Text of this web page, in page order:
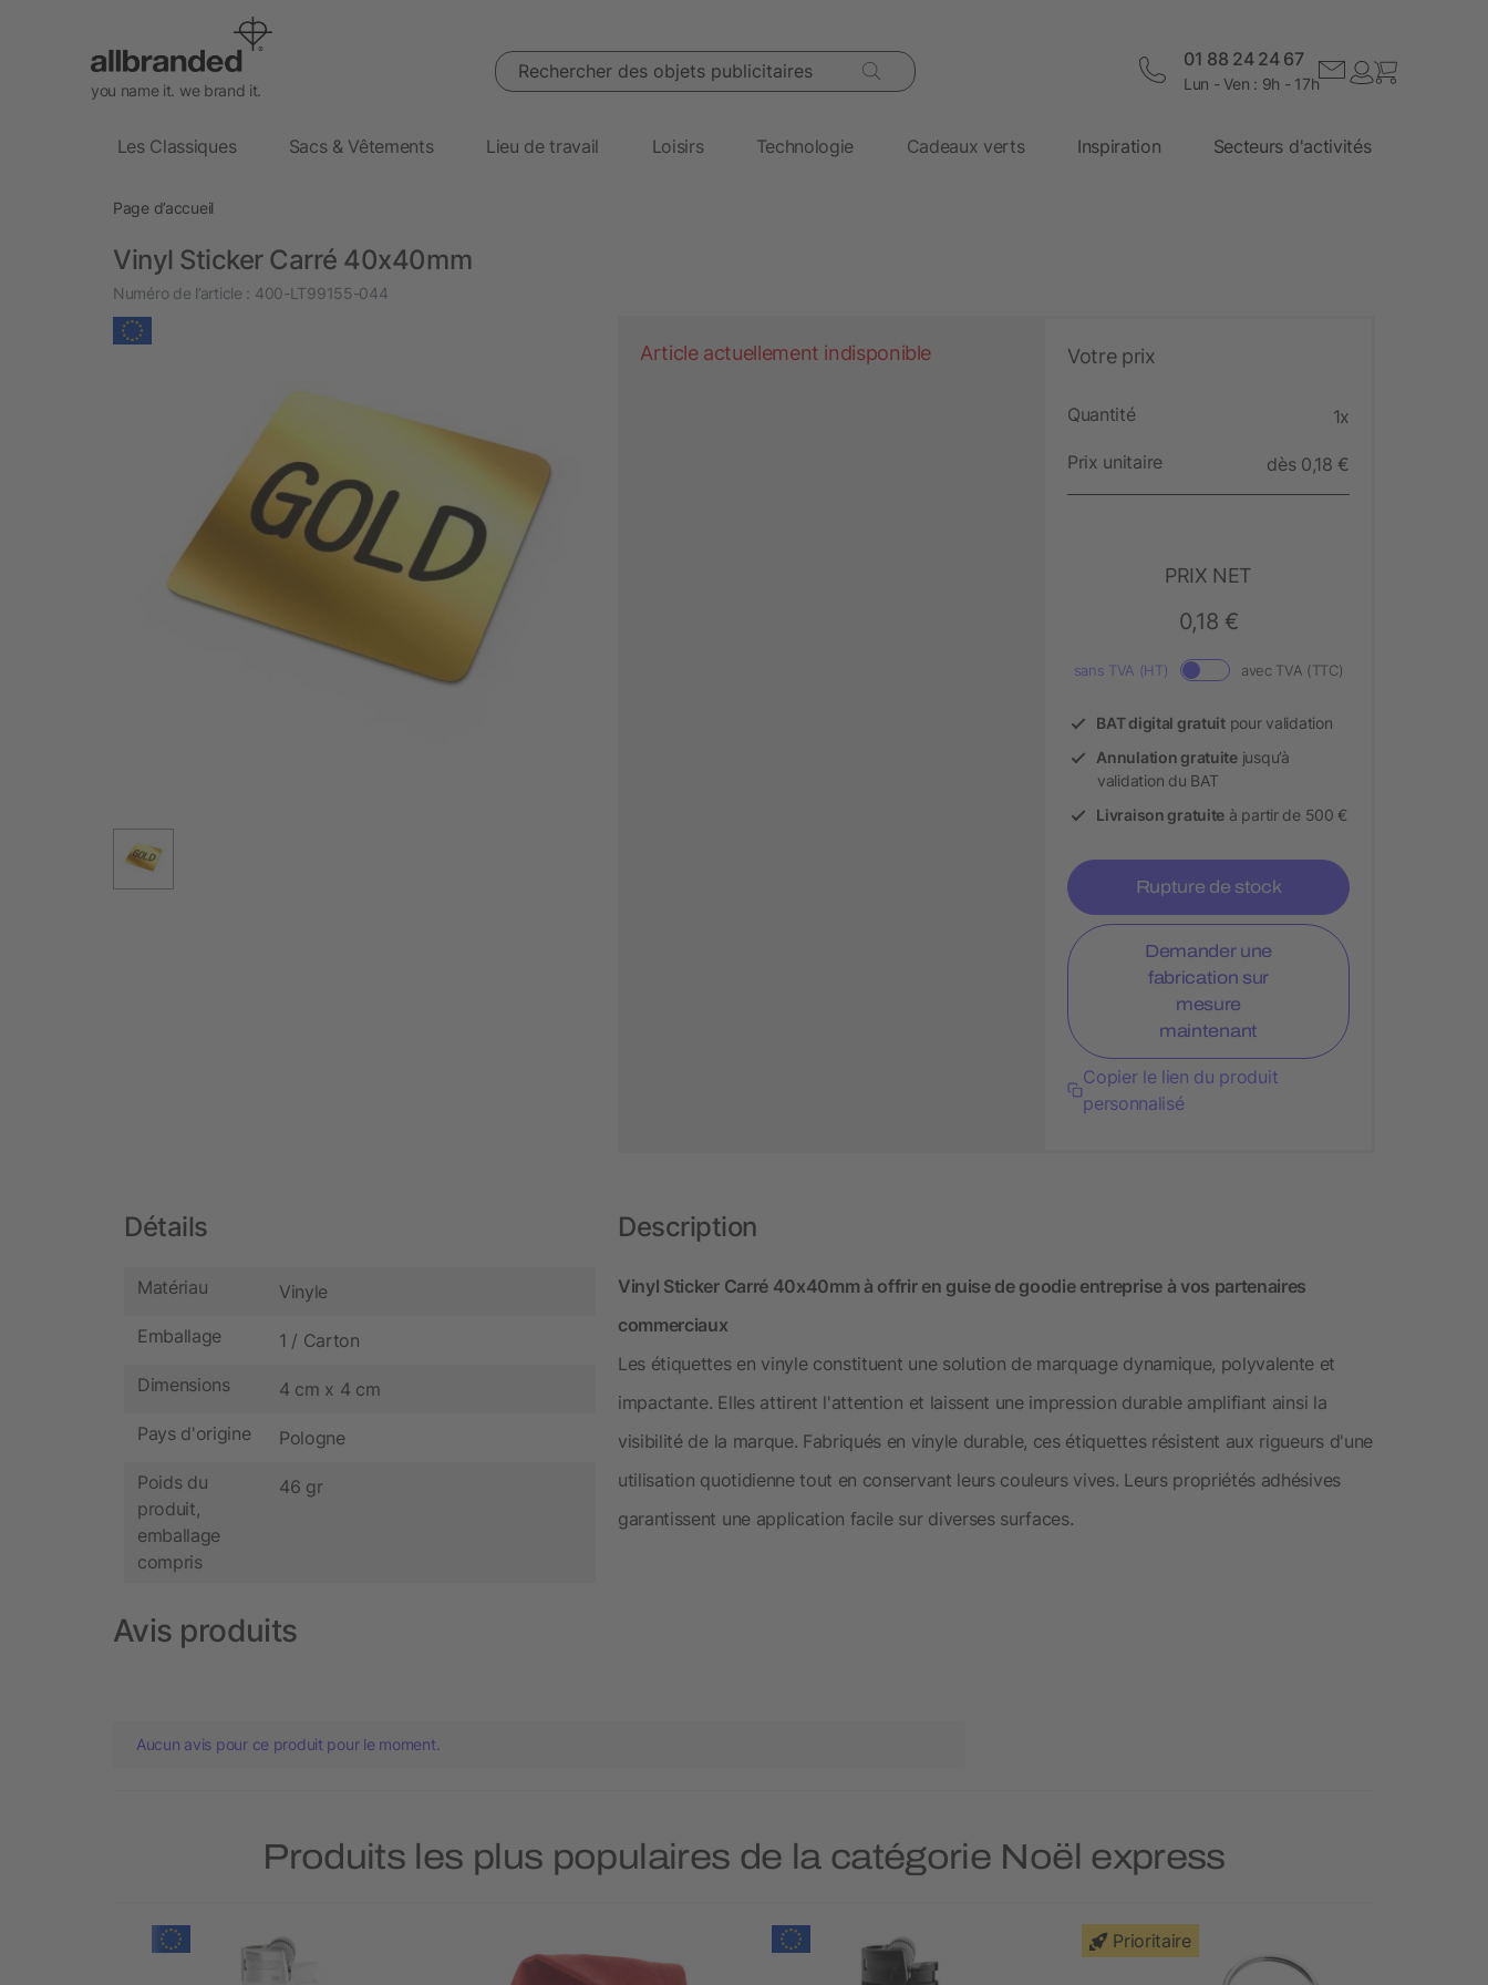
you name it. we brand it.
Rechercher des objets publicitaires 01 88 24 24 67
Lun - Ven : 9h - 17h
Les Classiques Sacs & Vêtements Lieu de travail Loisirs Technologie Cadeaux verts Inspiration Secteurs d'activités
Page d’accueil
Vinyl Sticker Carré 40x40mm
Numéro de l’article : 400-LT99155-044
Article actuellement indisponible Votre prix
Quantité 1x
Prix unitaire dès 0,18 €
PRIX NET
0,18 €
sans TVA (HT) avec TVA (TTC)
BAT digital gratuitpour validation
Annulation gratuitejusqu’à
validation du BAT
Livraison gratuite à partir de 500 €
Rupture de stock
Demander une
fabrication sur
mesure
maintenant
Copier le lien du produit
personnalisé
Détails
Matériau Vinyle
Emballage 1 / Carton
Dimensions 4 cm x 4 cm
Pays d'origine Pologne
Poids du
produit,
emballage
compris
46 gr
Description
Vinyl Sticker Carré 40x40mm à offrir en guise de goodie entreprise à vos partenaires
commerciaux
Les étiquettes en vinyle constituent une solution de marquage dynamique, polyvalente et
impactante. Elles attirent l'attention et laissent une impression durable amplifiant ainsi la
visibilité de la marque. Fabriqués en vinyle durable, ces étiquettes résistent aux rigueurs d'une
utilisation quotidienne tout en conservant leurs couleurs vives. Leurs propriétés adhésives
garantissent une application facile sur diverses surfaces.
Avis produits
Aucun avis pour ce produit pour le moment.
Produits les plus populaires de la catégorie Noël express
Prioritaire